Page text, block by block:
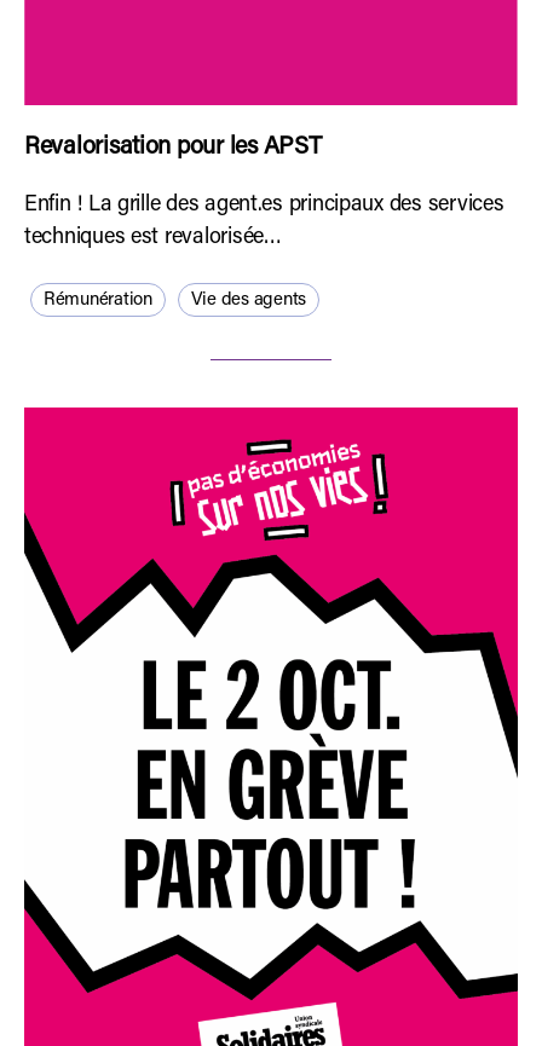
Revalorisation pour les APST
Enfin ! La grille des agent.es principaux des services
techniques est revalorisée…
Rémunération Vie des agents